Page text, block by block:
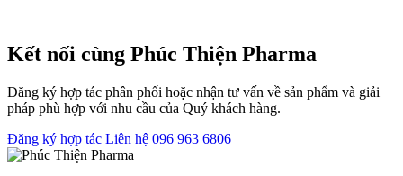
Kết nối cùng Phúc Thiện Pharma
Đăng ký hợp tác phân phối hoặc nhận tư vấn về sản phẩm và giải
pháp phù hợp với nhu cầu của Quý khách hàng.
Đăng ký hợp tác Liên hệ 096 963 6806